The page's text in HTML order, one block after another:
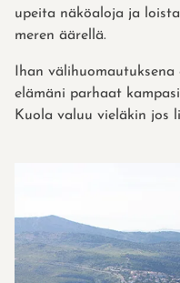
upeita näköaloja ja
meren äärellä.
Ihan
elämäni parhaat
Kuola valuu vieläkin jos